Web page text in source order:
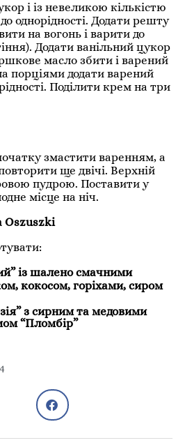
і із невеликою кількістю
однорідності. Додати решту
на вогонь і варити до
Додати ванільний цукор
масло збити і варений
порціями додати варений
Поділити крем на три
змастити варенням, а
ще двічі. Верхній
пудрою. Поставити у
місце на ніч.
Oszuszki
із шалено смачними
кокосом, горіхами, сиром
з сирним та медовими
“Пломбір”